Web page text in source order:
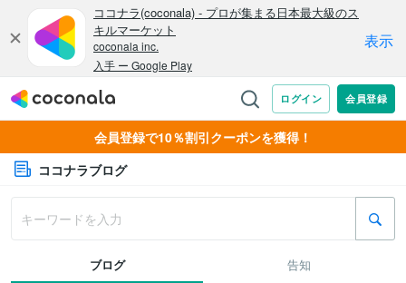
会員登録で10％割引クーポンを獲得！
ココナラブログ
ブログ 告知